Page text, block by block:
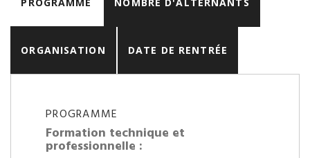
ORGANISATION DATE DE RENTRÉE
PROGRAMME
Formation technique et
professionnelle :